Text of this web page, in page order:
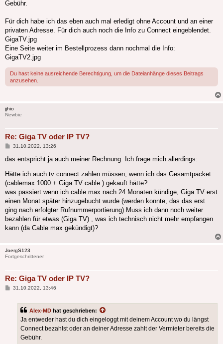
Gebühr.
Für dich habe ich das eben auch mal erledigt ohne Account und an einer
privaten Adresse. Für dich auch noch die Info zu Connect eingeblendet.
GigaTV.jpg
Eine Seite weiter im Bestellprozess dann nochmal die Info:
GigaTV2.jpg
Du hast keine ausreichende Berechtigung, um die Dateianhänge dieses Beitrags
anzusehen.
jjhio
Newbie
Re: Giga TV oder IP TV?
Beitrag
31.10.2022, 13:26
das entspricht ja auch meiner Rechnung. Ich frage mich allerdings:
Hätte ich auch tv connect zahlen müssen, wenn ich das Gesamtpacket
(cablemax 1000 + Giga TV cable ) gekauft hätte?
was passiert wenn ich cable max nach 24 Monaten kündige, Giga TV erst
einen Monat später hinzugebucht wurde (werden konnte, das das erst
ging nach erfolgter Rufnummerportierung) Muss ich dann noch weiter
bezahlen für etwas (Giga TV) , was ich technisch nicht mehr empfangen
kann (da Cable max gekündigt)?
JoergS123
Fortgeschrittener
Re: Giga TV oder IP TV?
Beitrag
31.10.2022, 13:46
Alex-MD hat geschrieben:
Ja entweder hast du dich eingeloggt mit deinem Account wo du längst
Connect bezahlst oder an deiner Adresse zahlt der Vermieter bereits die
Gebühr.